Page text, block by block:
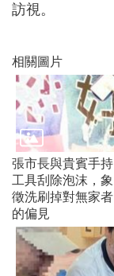
e
m
m
g
r
n
s
s
e
r
v
e
訪視。
相關圖片
張市長與貴賓手持
工具刮除泡沫，象
徵洗刷掉對無家者
的偏見